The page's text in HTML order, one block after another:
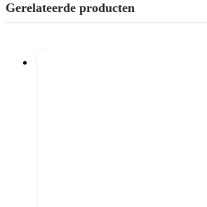
Gerelateerde producten